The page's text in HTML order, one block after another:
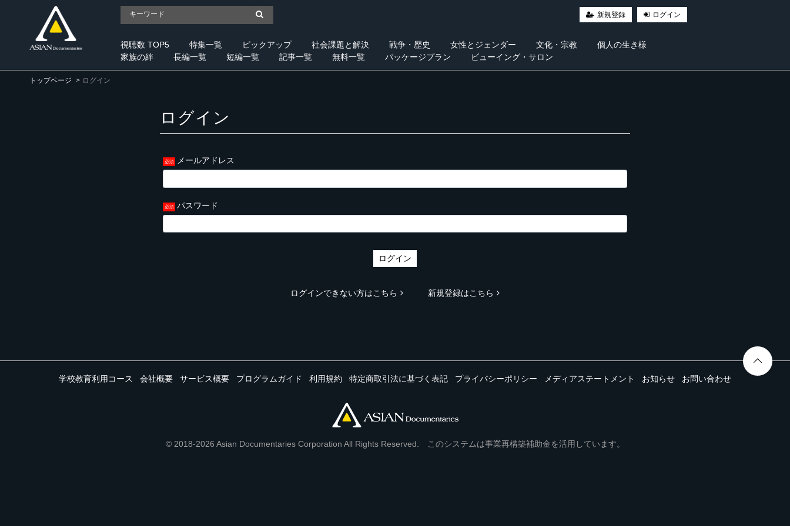
新規登録 ログイン
視聴数 TOP5 特集一覧 ピックアップ 社会課題と解決 戦争・歴史 女性とジェンダー 文化・宗教
個人の生き様
家族の絆
長編一覧 短編一覧 記事一覧 無料一覧 パッケージプラン ビューイング・サロン
トップページ ログイン
ログイン
メールアドレス
パスワード
ログイン
ログインできない方はこちら 新規登録はこちら
学校教育利用コース 会社概要 サービス概要 プログラムガイド 利用規約 特定商取引法に基づく表記 プライバシーポリシー メディアステートメント お知らせ お問い合わせ
© 2018-2026 Asian Documentaries Corporation All Rights Reserved. このシステムは事業再構築補助金を活用しています。